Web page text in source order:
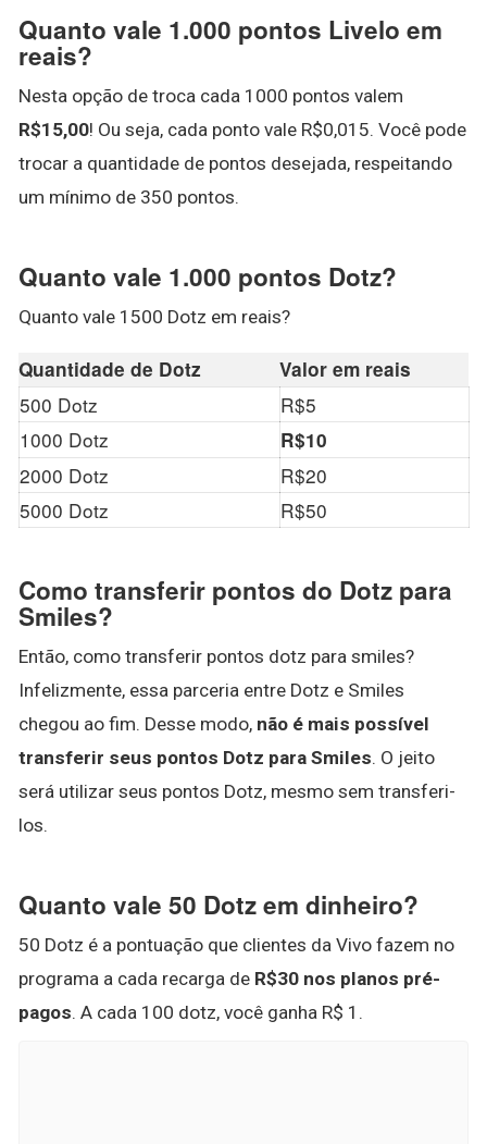
Quanto vale 1.000 pontos Livelo em
reais?
Nesta opção de troca cada 1000 pontos valem
R$15,00! Ou seja, cada ponto vale R$0,015. Você pode
trocar a quantidade de pontos desejada, respeitando
um mínimo de 350 pontos.
Quanto vale 1.000 pontos Dotz?
Quanto vale 1500 Dotz em reais?
Quantidade de Dotz Valor em reais
500 Dotz
R$5
1000 Dotz
R$10
2000 Dotz
R$20
5000 Dotz
R$50
Como transferir pontos do Dotz para
Smiles?
Então, como transferir pontos dotz para smiles?
Infelizmente, essa parceria entre Dotz e Smiles
chegou ao fim. Desse modo, não é mais possível
transferir seus pontos Dotz para Smiles. O jeito
será utilizar seus pontos Dotz, mesmo sem transferi-
los.
Quanto vale 50 Dotz em dinheiro?
50 Dotz é a pontuação que clientes da Vivo fazem no
programa a cada recarga de R$30 nos planos pré-
pagos. A cada 100 dotz, você ganha R$ 1.